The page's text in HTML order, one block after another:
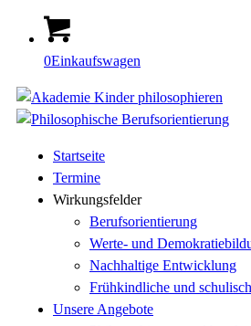
0Einkaufswagen
Startseite
Termine
Wirkungsfelder
Berufsorientierung
Werte- und
Nachhaltige Entwicklung
Frühkindliche und
Unsere Angebote